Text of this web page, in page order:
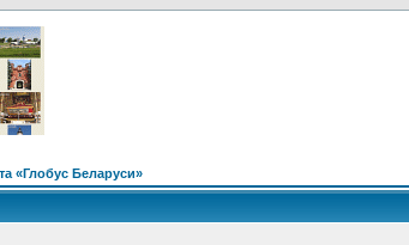
«Глобус Беларуси»